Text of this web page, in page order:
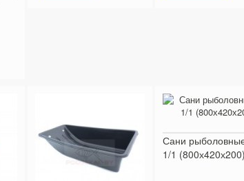
Сани
1/1 (800х420х200)